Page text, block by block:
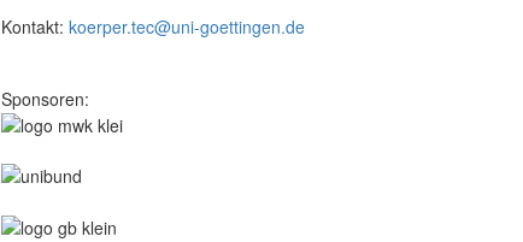
Kontakt: koerper.tec@uni-goettingen.de
Sponsoren: